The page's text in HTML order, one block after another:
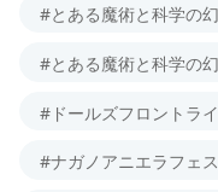
#とある魔術と科学の
#とある魔術と科学の
#ドールズフロントラ
#ナガノアニエラフェ